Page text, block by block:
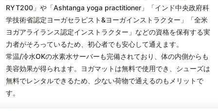
RYT200」や「Ashtanga yoga practitioner」「インド中央政府科
学技術省認定ヨーガセラピスト&ヨーガインストラクター」「全米
ヨガアライランス認定インストラクター」などの資格を保有する実
力者がそろっているため、初心者でも安心して通えます。
常温/冷水OKの水素水サーバーも完備されており、体の内側からも
美容効果が得られます。ヨガマットは無料で使用でき、シューズは
無料でレンタルできるため、少ない荷物で通えるのもメリットで
す。